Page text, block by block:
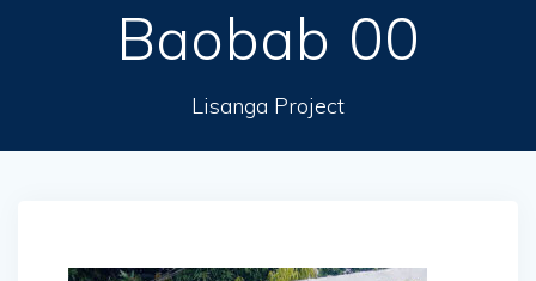
Baobab 00
Lisanga Project